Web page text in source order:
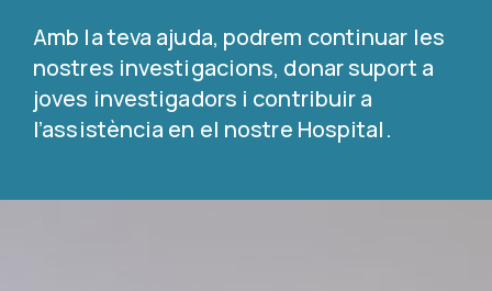
Amb la teva ajuda, podrem continuar les
nostres investigacions, donar suport a
joves investigadors i contribuir a
l’assistència en el nostre Hospital.